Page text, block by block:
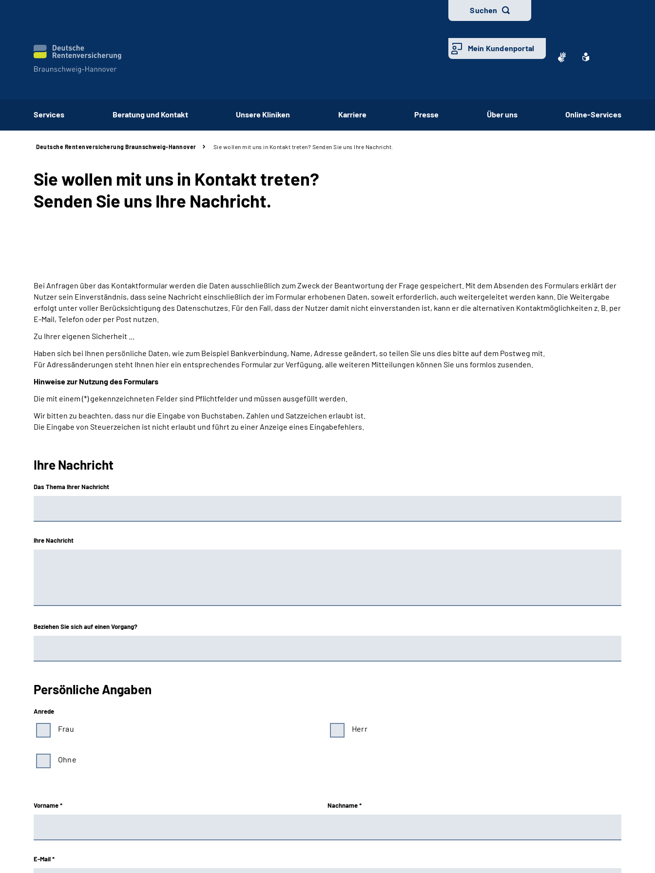
Suchen
Mein Kundenportal
Services Beratung und Kontakt Unsere Kliniken Karriere Presse Über uns Online-Services
Deutsche Rentenversicherung Braunschweig-Hannover Sie wollen mit uns in Kontakt treten? Senden Sie uns Ihre Nachricht.
Sie wollen mit uns in Kontakt treten?
Senden Sie uns Ihre Nachricht.
Bei Anfragen über das Kontaktformular werden die Daten ausschließlich zum Zweck der Beantwortung der Frage gespeichert. Mit dem Absenden des Formulars erklärt der
Nutzer sein Einverständnis, dass seine Nachricht einschließlich der im Formular erhobenen Daten, soweit erforderlich, auch weitergeleitet werden kann. Die Weitergabe
erfolgt unter voller Berücksichtigung des Datenschutzes. Für den Fall, dass der Nutzer damit nicht einverstanden ist, kann er die alternativen Kontaktmöglichkeiten z. B. per
E-Mail, Telefon oder per Post nutzen.
Zu Ihrer eigenen Sicherheit ...
Haben sich bei Ihnen persönliche Daten, wie zum Beispiel Bankverbindung, Name, Adresse geändert, so teilen Sie uns dies bitte auf dem Postweg mit.
Für Adressänderungen steht Ihnen hier ein entsprechendes Formular zur Verfügung, alle weiteren Mitteilungen können Sie uns formlos zusenden.
Hinweise zur Nutzung des Formulars
Die mit einem (*) gekennzeichneten Felder sind Pflichtfelder und müssen ausgefüllt werden.
Wir bitten zu beachten, dass nur die Eingabe von Buchstaben, Zahlen und Satzzeichen erlaubt ist.
Die Eingabe von Steuerzeichen ist nicht erlaubt und führt zu einer Anzeige eines Eingabefehlers.
Ihre Nachricht
Das Thema Ihrer Nachricht
Ihre Nachricht
Beziehen Sie sich auf einen Vorgang?
Persönliche Angaben
Anrede
Frau Herr
Ohne
Vorname * Nachname *
E-Mail *